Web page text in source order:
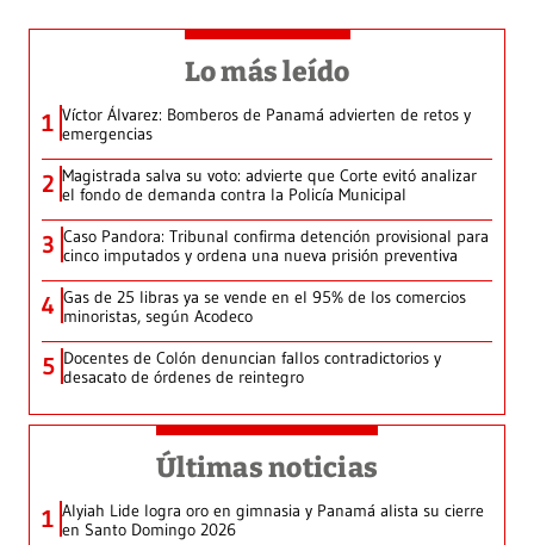
Lo más leído
1 Víctor Álvarez: Bomberos de Panamá advierten de retos y
emergencias
2 Magistrada salva su voto: advierte que Corte evitó analizar
el fondo de demanda contra la Policía Municipal
3 Caso Pandora: Tribunal confirma detención provisional para
cinco imputados y ordena una nueva prisión preventiva
4 Gas de 25 libras ya se vende en el 95% de los comercios
minoristas, según Acodeco
5 Docentes de Colón denuncian fallos contradictorios y
desacato de órdenes de reintegro
Últimas noticias
1 Alyiah Lide logra oro en gimnasia y Panamá alista su cierre
en Santo Domingo 2026